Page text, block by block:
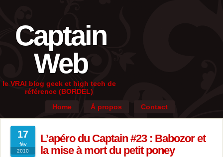
Captain
Web
le VRAI blog geek et high tech de
référence (BORDEL)
Home
À propos Contact
17
fév
2010
L’apéro du Captain #23 : Babozor et
la mise à mort du petit poney